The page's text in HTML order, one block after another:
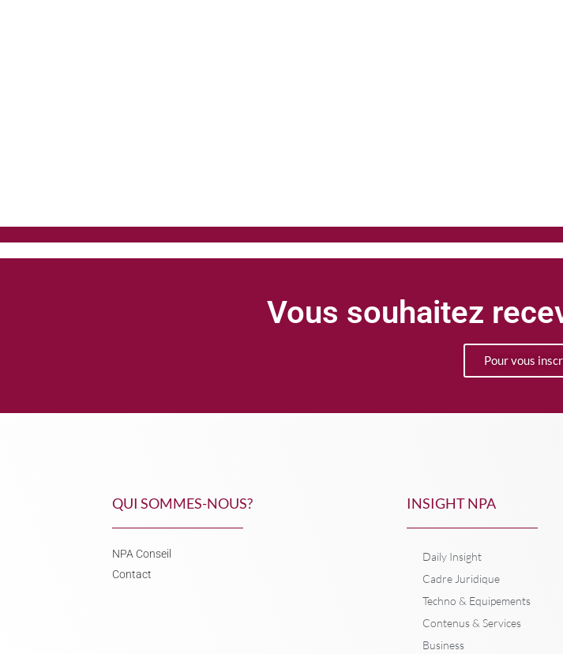
Vous souhaitez
Pour vous
QUI SOMMES-NOUS?
NPA Conseil
Contact
INSIGHT NPA
Daily Insight
Cadre Juridique
Techno & Equipements
Contenus & Services
Business